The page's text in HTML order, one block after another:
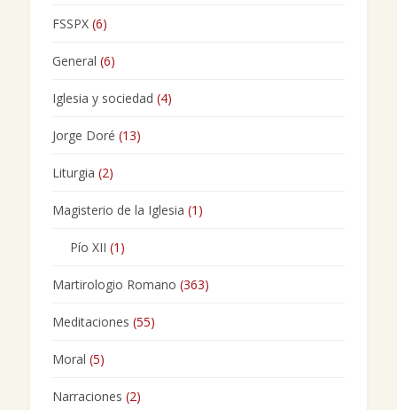
FSSPX(6)
General (6)
Iglesia y sociedad (4)
Jorge Doré (13)
Liturgia (2)
Magisterio de la Iglesia (1)
Pío XII (1)
Martirologio Romano (363)
Meditaciones (55)
Moral (5)
Narraciones (2)